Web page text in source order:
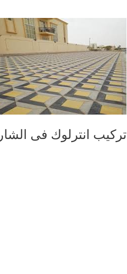
تركيب انترلوك فى